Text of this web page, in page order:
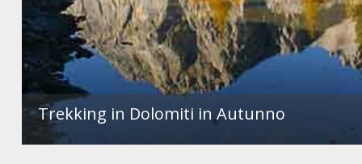
Trekking in Dolomiti in Autunno